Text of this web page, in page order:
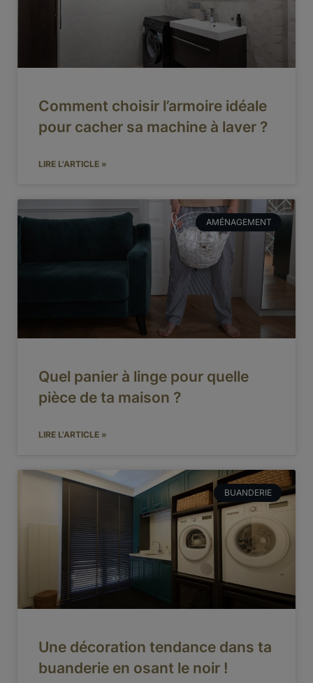
Comment choisir l’armoire idéale
pour cacher sa machine à laver ?
LIRE L'ARTICLE »
AMÉNAGEMENT
Quel panier à linge pour quelle
pièce de ta maison ?
LIRE L'ARTICLE »
BUANDERIE
Une décoration tendance dans ta
buanderie en osant le noir !